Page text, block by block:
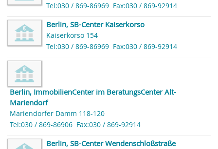
Tel:030 / 869-86969 Fax:030 / 869-92914
Berlin, SB-Center Kaiserkorso
Kaiserkorso 154
Tel:030 / 869-86969 Fax:030 / 869-92914
Berlin, ImmobilienCenter im BeratungsCenter Alt-
Mariendorf
Mariendorfer Damm 118-120
Tel:030 / 869-86906 Fax:030 / 869-92914
Berlin, SB-Center Wendenschloßstraße